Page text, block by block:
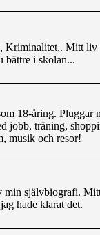
Kriminalitet.. Mitt liv
bättre i skolan...
18-åring. Pluggar
jobb, träning,
musik och resor!
min självbiografi.
hade klarat det.